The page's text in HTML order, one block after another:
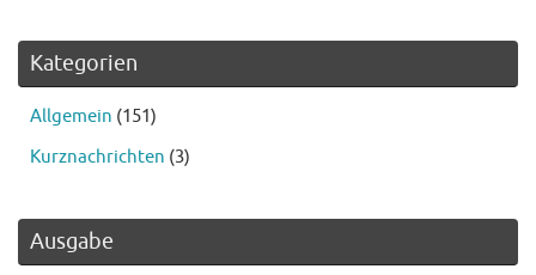
Kategorien
Allgemein (151)
Kurznachrichten (3)
Ausgabe